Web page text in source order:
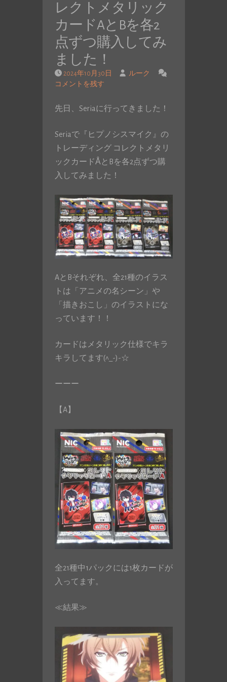
レクトメタリック
カードAとBを各2
点ずつ購入してみ
ました！
2024年10月30日
ルーク
コメントを残す
先日、Seriaに行ってきました！
Seriaで『ヒプノシスマイク』の
トレーディング コレクトメタリ
ックカードÅとBを各2点ずつ購
入してみました！
AとBそれぞれ、全21種のイラス
トは「アニメの名シーン」や
「描きおこし」のイラストにな
っています！！
カードはメタリック仕様でキラ
キラしてます(^_-)-☆
ーーー
【A】
全21種中1パックには1枚カードが
入ってます。
≪結果≫